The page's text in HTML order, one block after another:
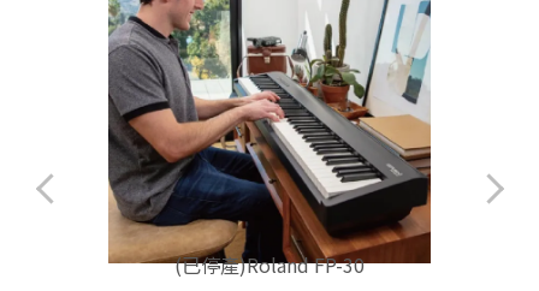
(已停產)Roland FP-30